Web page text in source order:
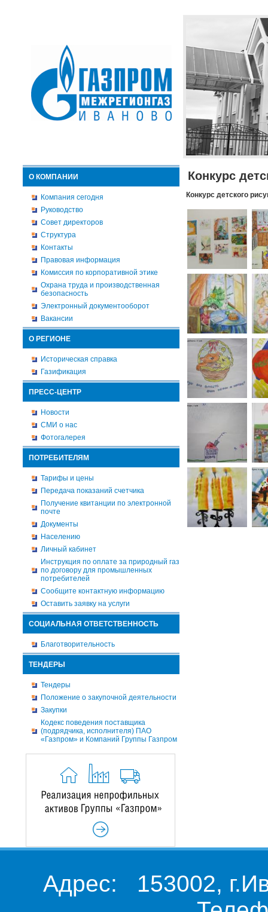
О КОМПАНИИ
Компания сегодня
Руководство
Совет директоров
Структура
Контакты
Правовая информация
Комиссия по корпоративной этике
Охрана труда и производственная
безопасность
Электронный документооборот
Вакансии
О РЕГИОНЕ
Историческая справка
Газификация
ПРЕСС-ЦЕНТР
Новости
СМИ о нас
Фотогалерея
ПОТРЕБИТЕЛЯМ
Тарифы и цены
Передача показаний счетчика
Получение квитанции по электронной
почте
Документы
Населению
Личный кабинет
Инструкция по оплате за природный газ
по договору для промышленных
потребителей
Сообщите контактную информацию
Оставить заявку на услуги
СОЦИАЛЬНАЯ ОТВЕТСТВЕННОСТЬ
Благотворительность
ТЕНДЕРЫ
Тендеры
Положение о закупочной деятельности
Закупки
Кодекс поведения поставщика
(подрядчика, исполнителя) ПАО
«Газпром» и Компаний Группы Газпром
Конкурс
Конкурс детского
Адрес: 153002,